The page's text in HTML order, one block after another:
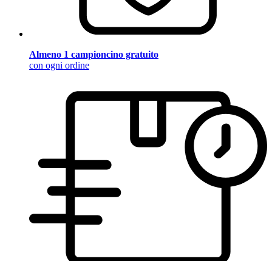
Almeno 1 campioncino gratuito
con ogni ordine